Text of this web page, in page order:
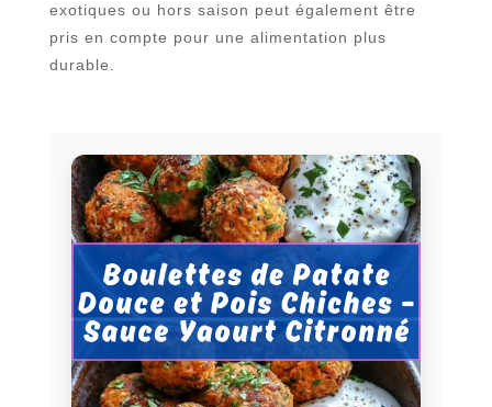
exotiques ou hors saison peut également être
pris en compte pour une alimentation plus
durable.